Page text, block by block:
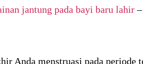
jantung pada bayi baru lahir–
Anda menstruasi pada periode